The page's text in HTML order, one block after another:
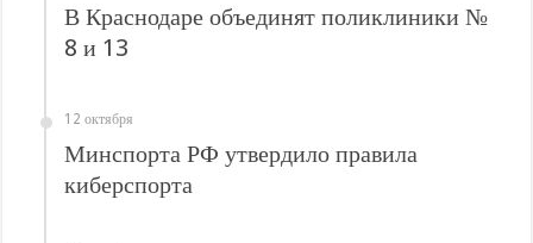
В Краснодаре объединят поликлиники №
8 и 13
12 октября
Минспорта РФ утвердило правила
киберспорта